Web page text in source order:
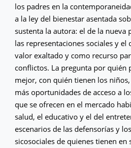
los padres en la
a la ley del bienestar asentada
sustenta la autora: el de la nueva
las representaciones sociales y
valor exaltado y como recurso
conflictos. La pregunta por quién
mejor, con quién tienen los
más oportunidades de acceso a
que se ofrecen en el mercado
salud, el educativo y el del
escenarios de las defensorías y
sicosociales de quienes tienen en